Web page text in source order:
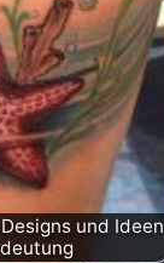
und Ideen